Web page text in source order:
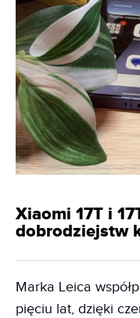
Xiaomi 17T i
dobrodziejstw
Marka Leica
pięciu lat, dzięki